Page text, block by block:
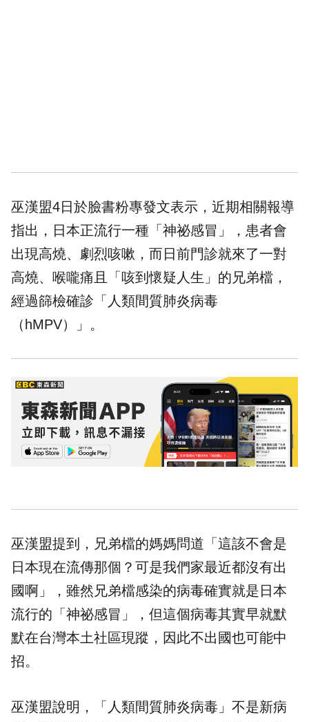
巫漢盟4日於臉書粉專發文表示，近期相關報導
指出，日本正流行一種「神祕感冒」，患者會
出現高燒、劇烈咳嗽，而日前門診就來了一對
高燒、喉嚨痛且「咳到懷疑人生」的兄弟檔，
經過篩檢確診「人類間質肺炎病毒
（hMPV）」。
巫漢盟提到，兄弟檔的媽媽問道「這該不會是
日本現在流傳那個？可是我們家最近都沒有出
國啊」，雖然兄弟檔感染的病毒確實就是日本
流行的「神祕感冒」，但這個病毒其實早就默
默在台灣本土社區現蹤，因此不出國也可能中
招。
巫漢盟說明，「人類間質肺炎病毒」不是新病